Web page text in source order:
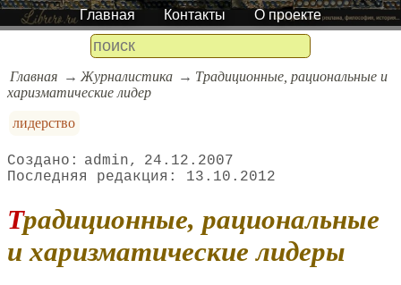
Главная Контакты О проекте
Главная Журналистика
Традиционные, рациональные и
харизматические лидер
лидерство
admin
24.12.2007
13.10.2012
Традиционные, рациональные
и харизматические лидеры